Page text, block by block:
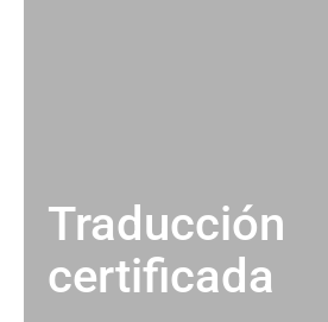
Traducción
certificada